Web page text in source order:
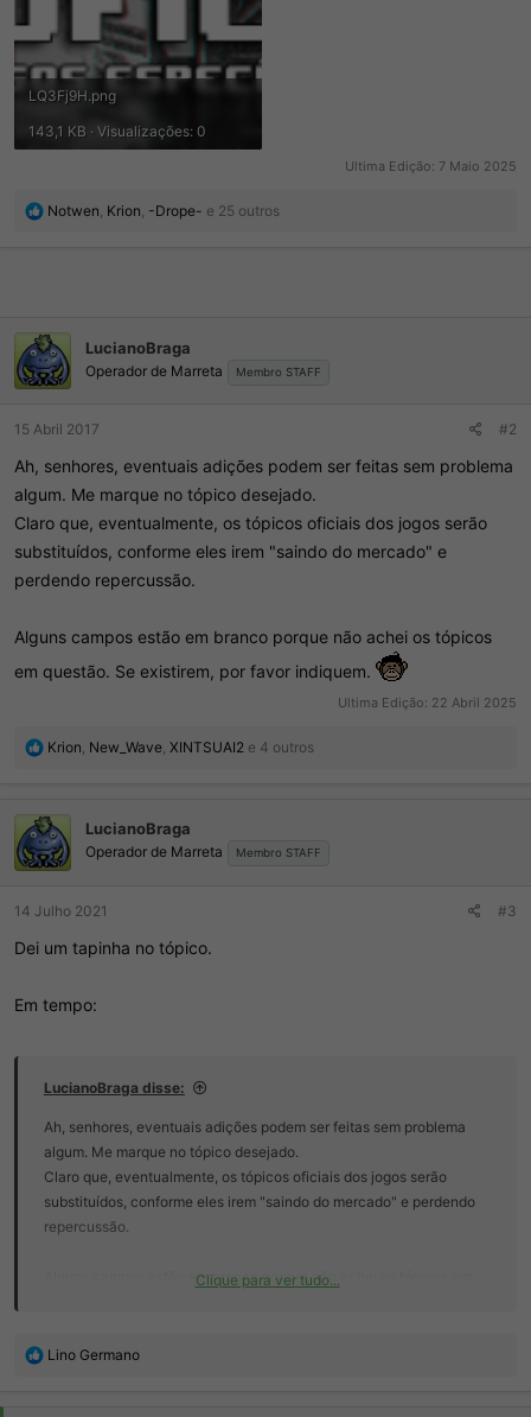
LQ3Fj9H.png
143,1 KB · Visualizações: 0
Ultima Edição: 7 Maio 2025
R
s
:
Notwen, Krion, -Drope- e 25 outros
LucianoBraga
Operador de Marreta Membro STAFF
15 Abril 2017 #2
Ah, senhores, eventuais adições podem ser feitas sem problema
algum. Me marque no tópico desejado.
Claro que, eventualmente, os tópicos oficiais dos jogos serão
substituídos, conforme eles irem "saindo do mercado" e
perdendo repercussão.
Alguns campos estão em branco porque não achei os tópicos
em questão. Se existirem, por favor indiquem.
Ultima Edição: 22 Abril 2025
R
õ
e
s
Krion New_Wave XINTSUAI2 e 4 outros
LucianoBraga
Operador de Marreta Membro STAFF
14 Julho 2021 #3
Dei um tapinha no tópico.
Em tempo:
LucianoBraga disse:
Ah, senhores, eventuais adições podem ser feitas sem problema
algum. Me marque no tópico desejado.
Claro que, eventualmente, os tópicos oficiais dos jogos serão
substituídos, conforme eles irem "saindo do mercado" e perdendo
repercussão.
Alguns campos estão em branco porque não achei os tópicos em
Clique para ver tudo...
RLino Germano